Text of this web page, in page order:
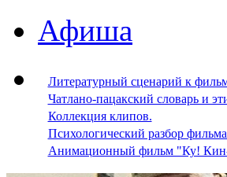
Афиша
Литературный сценарий к
Чатлано-пацакский словарь и
Коллекция клипов.
Психологический разбор
Анимационный фильм "Ку! Кин-